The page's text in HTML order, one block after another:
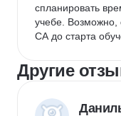
спланировать
учебе. Возможно,
СА до старта
Другие